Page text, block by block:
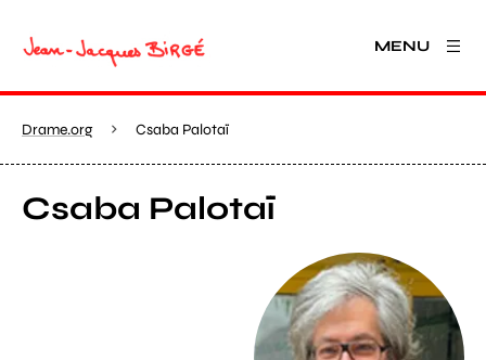
MENU
Drame.org Csaba Palotaï
Csaba Palotaï
View larger